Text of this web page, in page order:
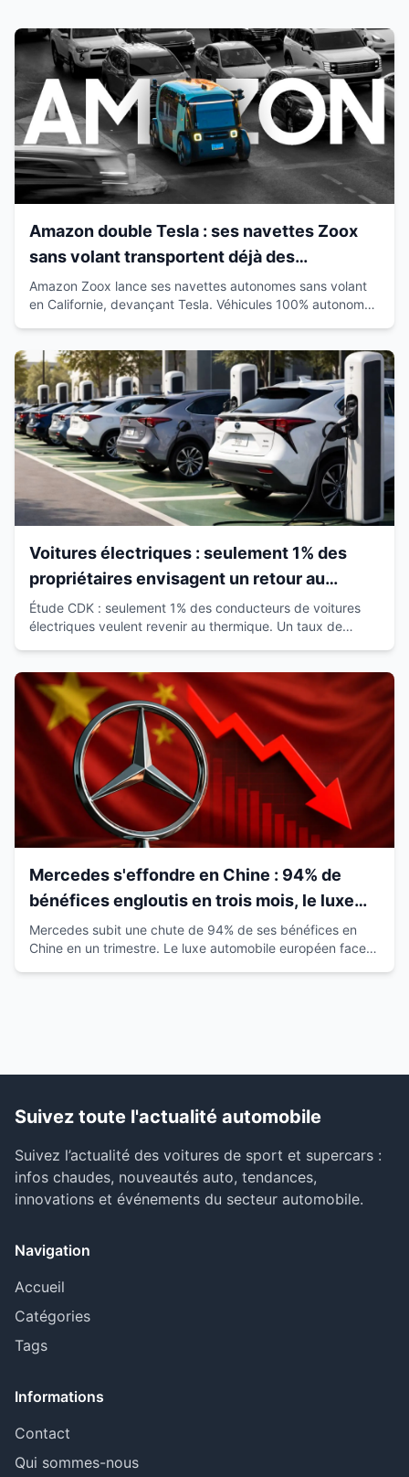
Amazon double Tesla : ses navettes Zoox
sans volant transportent déjà des
passagers en Californie
Amazon Zoox lance ses navettes autonomes sans volant
en Californie, devançant Tesla. Véhicules 100% autonomes
Voitures électriques : seulement 1% des
propriétaires envisagent un retour au
thermique
Étude CDK : seulement 1% des conducteurs de voitures
électriques veulent revenir au thermique. Un taux de
Mercedes s'effondre en Chine : 94% de
bénéfices engloutis en trois mois, le luxe
européen vacille
Mercedes subit une chute de 94% de ses bénéfices en
Chine en un trimestre. Le luxe automobile européen face à
Suivez toute l'actualité automobile
Suivez l’actualité des voitures de sport et supercars :
infos chaudes, nouveautés auto, tendances,
innovations et événements du secteur automobile.
Navigation
Accueil
Catégories
Tags
Informations
Contact
Qui sommes-nous